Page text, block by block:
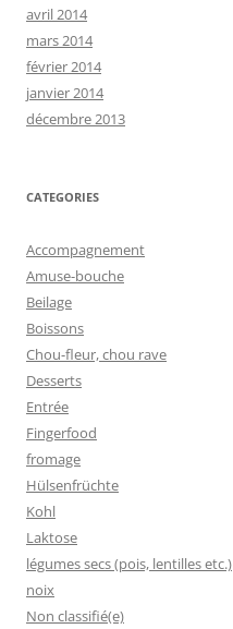
avril 2014
mars 2014
février 2014
janvier 2014
décembre 2013
CATEGORIES
Accompagnement
Amuse-bouche
Beilage
Boissons
Chou-fleur, chou rave
Desserts
Entrée
Fingerfood
fromage
Hülsenfrüchte
Kohl
Laktose
légumes secs (pois, lentilles etc.)
noix
Non classifié(e)